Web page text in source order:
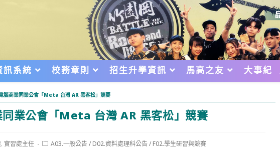
訊系統 校務章則 招生升學資訊 馬高之友 大事紀
腦商業同業公會「Meta 台灣 AR 黑客松」競賽
同業公會「Meta 台灣 AR 黑客松」競賽
實習處主任
PostA03.一般公告/ D02.資料處理科公告/ F02.學生研習與競賽